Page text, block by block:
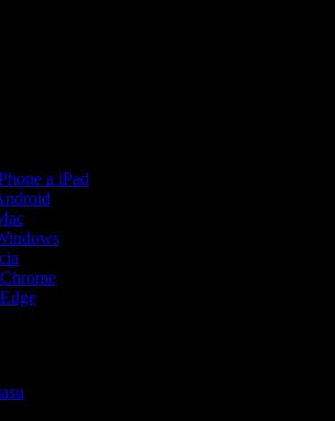
a iPad